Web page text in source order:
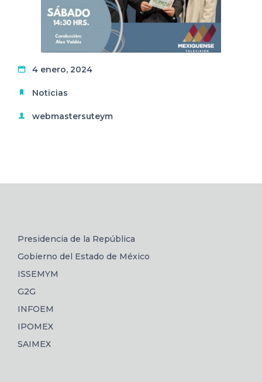
4 enero, 2024
Noticias
webmastersuteym
Presidencia de la República
Gobierno del Estado de México
ISSEMYM
G2G
INFOEM
IPOMEX
SAIMEX